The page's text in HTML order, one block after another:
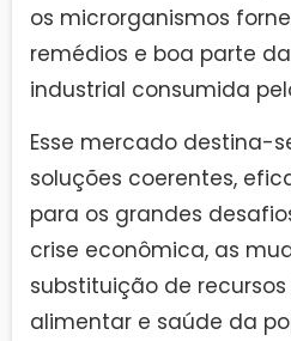
os microrganismos
remédios e boa parte
industrial consumida
Esse mercado destina-
soluções coerentes,
para os grandes
crise econômica, as
substituição de
alimentar e saúde da